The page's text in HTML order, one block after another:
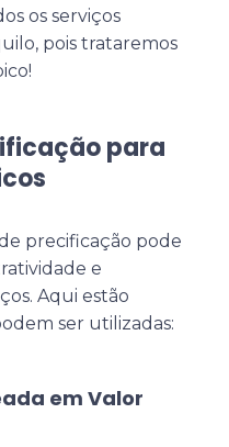
os serviços
pois trataremos
para
precificação pode
e
Aqui estão
ser utilizadas:
em Valor